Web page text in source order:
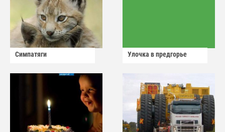
Симпатяги Улочка в предгорье